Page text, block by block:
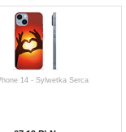
14 - Sylwetka Serca